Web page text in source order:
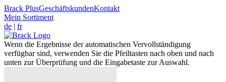
Brack PlusGeschäftskundenKontakt
Mein Sortiment
de | fr
Wenn die Ergebnisse der automatischen Vervollständigung
verfügbar sind, verwenden Sie die Pfeiltasten nach oben und nach
unten zur Überprüfung und die Eingabetaste zur Auswahl.